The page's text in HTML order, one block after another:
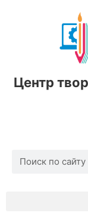
Центр